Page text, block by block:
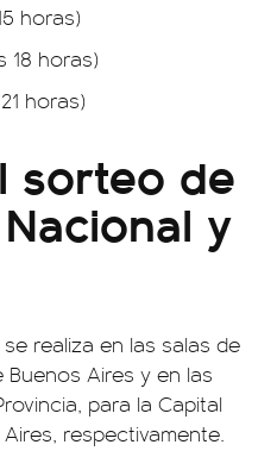
horas)
18 horas)
horas)
sorteo de
y
realiza en las salas de
Aires y en las
para la Capital
respectivamente.